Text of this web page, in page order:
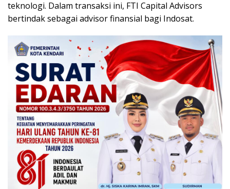
teknologi. Dalam transaksi ini, FTI Capital Advisors
bertindak sebagai advisor finansial bagi Indosat.